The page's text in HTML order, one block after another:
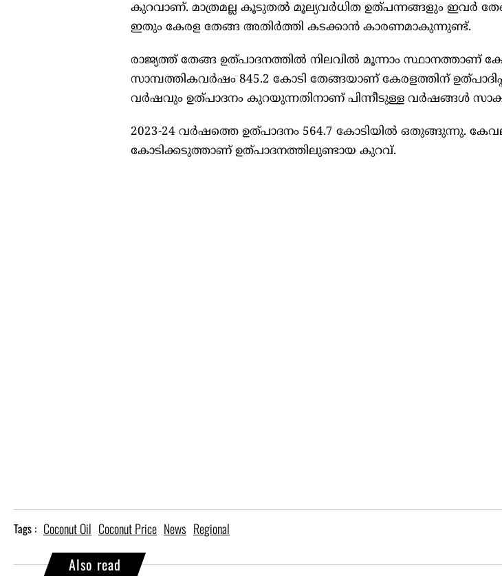
കുറവാണ്. മാത്രമല്ല കൂടുതല്‍ മൂല്യവര്‍ധിത ഉത്പന്നങ്ങളും ഇവര്‍
ഇതും കേരള തേങ്ങ അതിര്‍ത്തി കടക്കാന്‍ കാരണമാകുന്നുണ്ട്.
രാജ്യത്ത് തേങ്ങ ഉത്പാദനത്തില്‍ നിലവില്‍ മൂന്നാം സ്ഥാനത്താണ്
സാമ്പത്തികവര്‍ഷം 845.2 കോടി തേങ്ങയാണ് കേരളത്തിന്
വര്‍ഷവും ഉത്പാദനം കുറയുന്നതിനാണ് പിന്നീടുള്ള വര്‍ഷങ്ങള്‍
2023-24 വര്‍ഷത്തെ ഉത്പാദനം 564.7 കോടിയില്‍ ഒതുങ്ങുന്നു.
കോടിക്കടുത്താണ് ഉത്പാദനത്തിലുണ്ടായ കുറവ്.
Tags : Coconut Oil Coconut Price News Regional
Also read